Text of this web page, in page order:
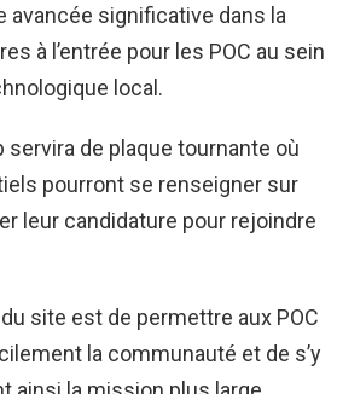
avancée significative dans la
à l’entrée pour les POC au sein
local.
servira de plaque tournante où
pourront se renseigner sur
leur candidature pour rejoindre
site est de permettre aux POC
la communauté et de s’y